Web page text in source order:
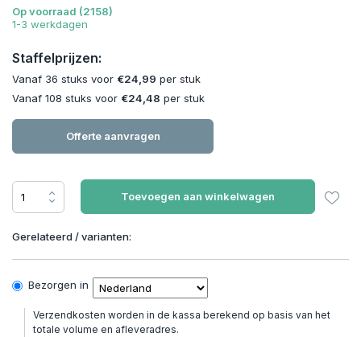
Op voorraad (2158)
1-3 werkdagen
Staffelprijzen:
Vanaf 36 stuks voor €24,99 per stuk
Vanaf 108 stuks voor €24,48 per stuk
Offerte aanvragen
Toevoegen aan winkelwagen
Gerelateerd / varianten:
Bezorgen in
Verzendkosten worden in de kassa berekend op basis van het
totale volume en afleveradres.